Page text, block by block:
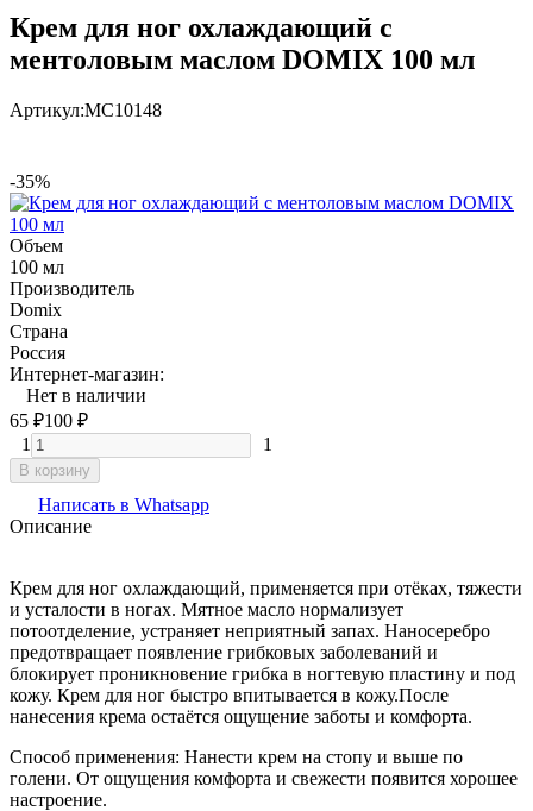
Крем для ног охлаждающий с
ментоловым маслом DOMIX 100 мл
Артикул:МС10148
-35%
Объем
100 мл
Производитель
Domix
Страна
Россия
Интернет-магазин:
Нет в наличии
65 ₽100 ₽
1
1
В корзину
Написать в Whatsapp
Описание
Крем для ног охлаждающий, применяется при отёках, тяжести
и усталости в ногах. Мятное масло нормализует
потоотделение, устраняет неприятный запах. Наносеребро
предотвращает появление грибковых заболеваний и
блокирует проникновение грибка в ногтевую пластину и под
кожу. Крем для ног быстро впитывается в кожу.После
нанесения крема остаётся ощущение заботы и комфорта.
Способ применения: Нанести крем на стопу и выше по
голени. От ощущения комфорта и свежести появится хорошее
настроение.